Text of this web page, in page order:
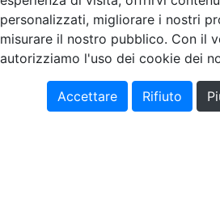
personalizzati, migliorare i nostri
misurare il nostro pubblico. Con il
autorizziamo l'uso dei cookie dei
Accettare Rifiuto